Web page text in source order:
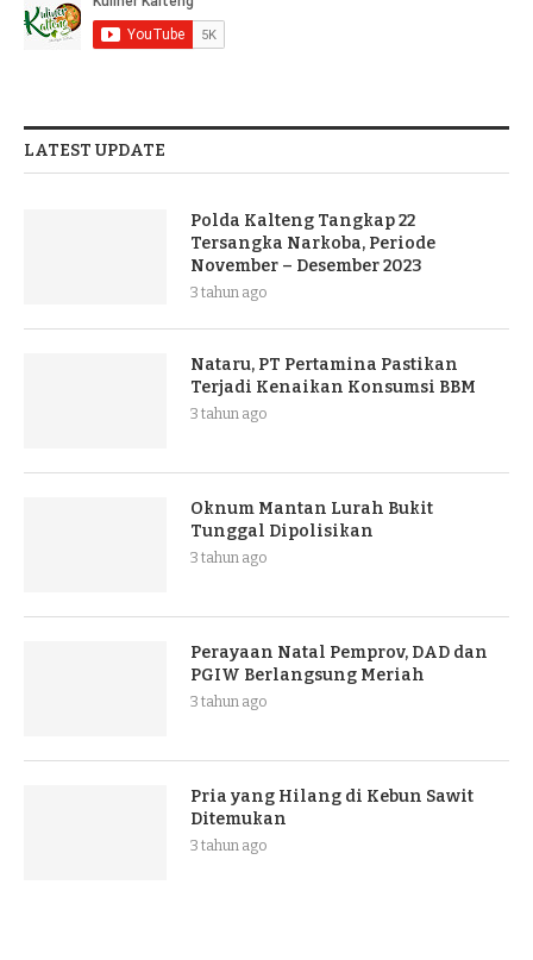
LATEST UPDATE
Polda Kalteng Tangkap 22
Tersangka Narkoba, Periode
November – Desember 2023
3 tahun ago
Nataru, PT Pertamina Pastikan
Terjadi Kenaikan Konsumsi BBM
3 tahun ago
Oknum Mantan Lurah Bukit
Tunggal Dipolisikan
3 tahun ago
Perayaan Natal Pemprov, DAD dan
PGIW Berlangsung Meriah
3 tahun ago
Pria yang Hilang di Kebun Sawit
Ditemukan
3 tahun ago